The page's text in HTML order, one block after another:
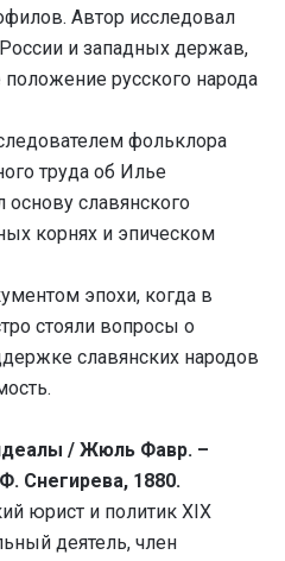
Автор исследовал
и западных держав,
русского народа
фольклора
труда об Илье
славянского
корнях и эпическом
эпохи, когда в
стояли вопросы о
славянских народов
/ Жюль Фавр. –
Снегирева, 1880.
юрист и политик XIX
деятель, член